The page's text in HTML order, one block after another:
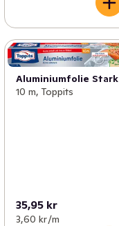
Aluminiumfolie Stark
10 m, Toppits
35,95 kr
3,60 kr /m